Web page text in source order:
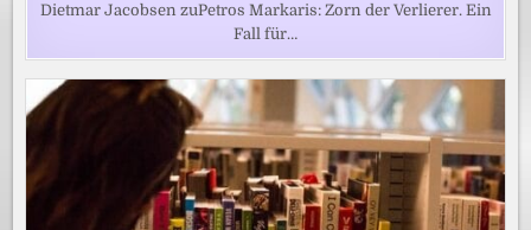
Dietmar Jacobsen zuPetros Markaris: Zorn der Verlierer. Ein
Fall für…